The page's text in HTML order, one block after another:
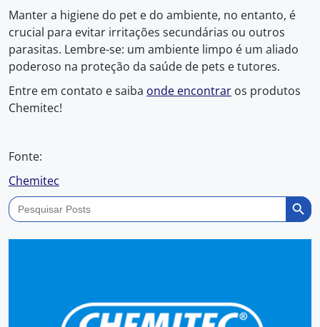
Manter a higiene do pet e do ambiente, no entanto, é
crucial para evitar irritações secundárias ou outros
parasitas. Lembre-se: um ambiente limpo é um aliado
poderoso na proteção da saúde de pets e tutores.
Entre em contato e saiba onde encontrar os produtos
Chemitec!
Fonte:
Chemitec
Search
for:
Search